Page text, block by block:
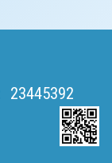
23445392